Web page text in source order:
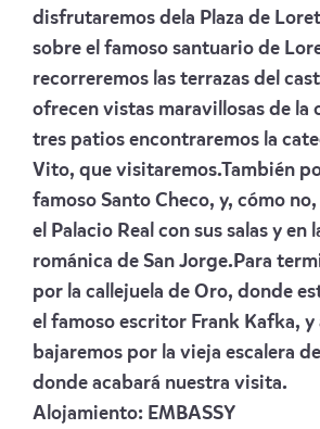
disfrutaremos dela Plaza de
sobre el famoso santuario de
recorreremos las terrazas del
ofrecen vistas maravillosas de la
tres patios encontraremos la
Vito, que visitaremos.También
famoso Santo Checo, y, cómo
el Palacio Real con sus salas y en
románica de San Jorge.Para
por la callejuela de Oro, donde
el famoso escritor Frank Kafka, y
bajaremos por la vieja escalera
donde acabará nuestra visita.
Alojamiento: EMBASSY